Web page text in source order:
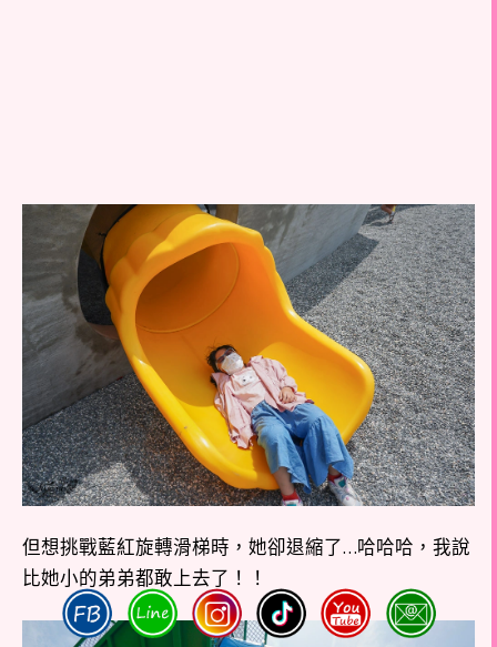
但想挑戰藍紅旋轉滑梯時，她卻退縮了…哈哈哈，我說
比她小的弟弟都敢上去了！！